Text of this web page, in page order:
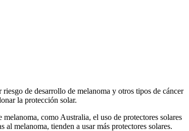
de desarrollo de melanoma y otros tipos de cáncer
la protección solar.
como Australia, el uso de protectores solares
al melanoma, tienden a usar más protectores solares.